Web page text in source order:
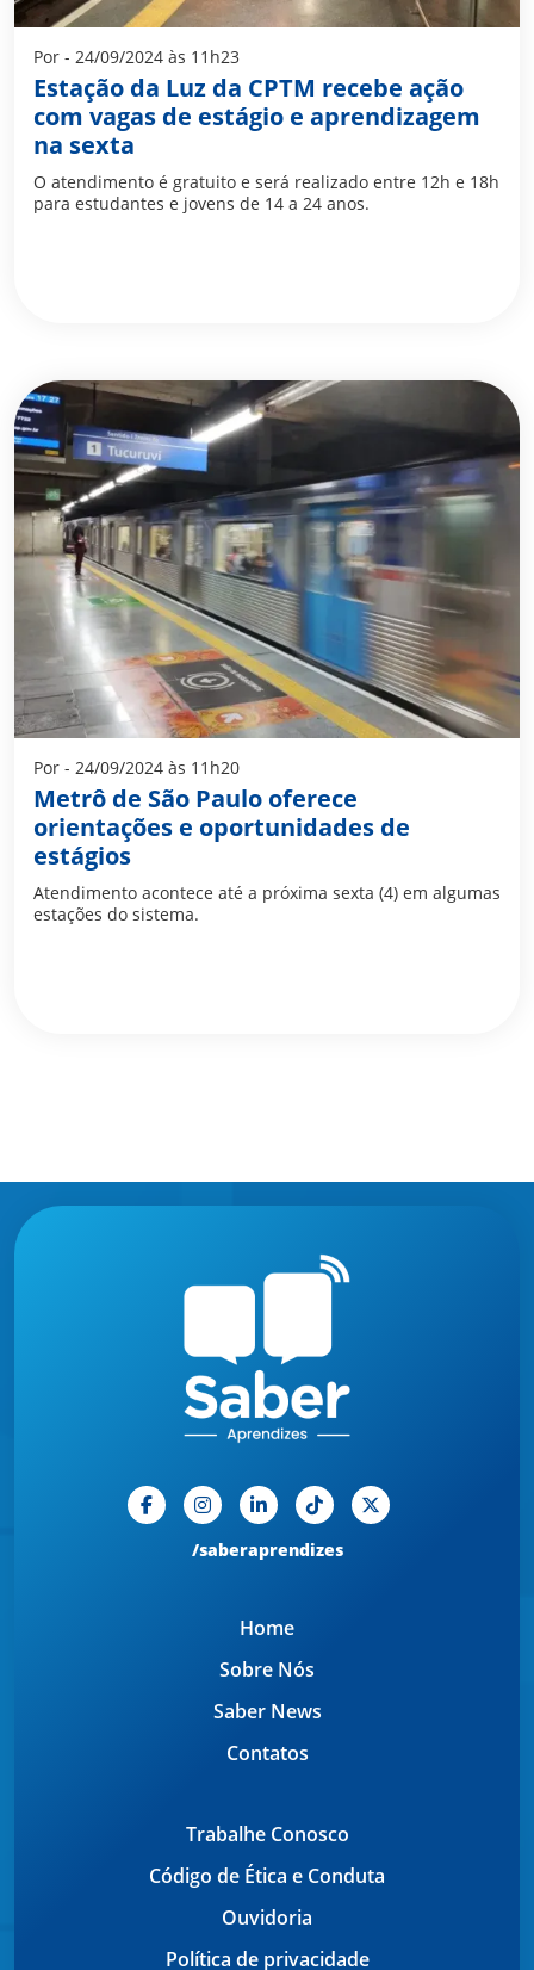
Por - 24/09/2024 às 11h23
Estação da Luz da CPTM recebe ação
com vagas de estágio e aprendizagem
na sexta
O atendimento é gratuito e será realizado entre 12h e 18h
para estudantes e jovens de 14 a 24 anos.
Por - 24/09/2024 às 11h20
Metrô de São Paulo oferece
orientações e oportunidades de
estágios
Atendimento acontece até a próxima sexta (4) em algumas
estações do sistema.
/saberaprendizes
Home
Sobre Nós
Saber News
Contatos
Trabalhe Conosco
Código de Ética e Conduta
Ouvidoria
Política de privacidade